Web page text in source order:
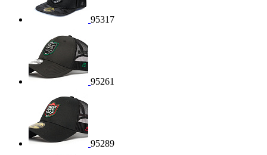
95317
95261
95289